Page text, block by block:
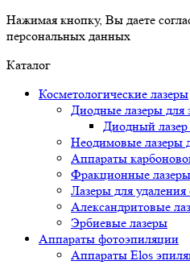
Нажимая кнопку, Вы даете
персональных данных
Каталог
Косметологические лазеры
Диодные лазеры для
Диодный
Неодимовые лазеры
Аппараты
Фракционные
Лазеры для удаления
Александритовые
Эрбиевые лазеры
Аппараты фотоэпиляции
Аппараты Elos